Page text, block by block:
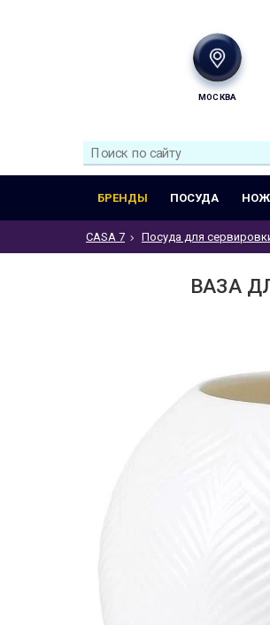
МОСКВА
БРЕНДЫ ПОСУДА
CASA 7 Посуда для
ВАЗА